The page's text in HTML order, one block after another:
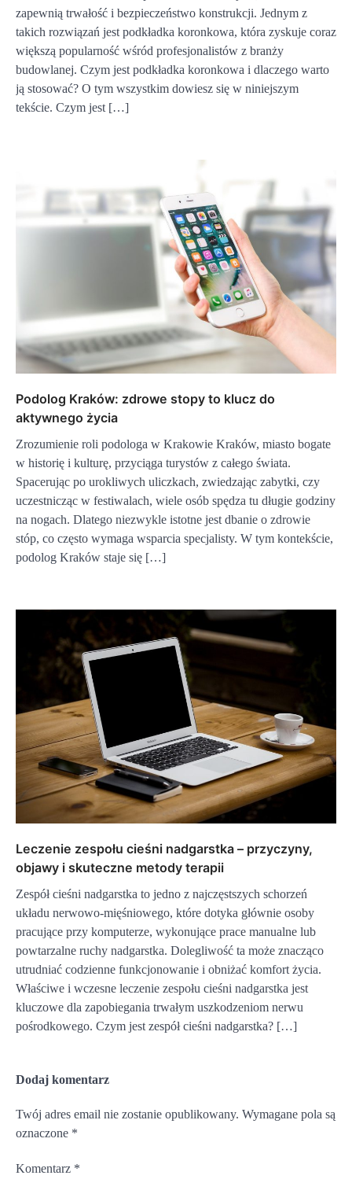
zapewnią trwałość i bezpieczeństwo konstrukcji. Jednym z
takich rozwiązań jest podkładka koronkowa, która zyskuje coraz
większą popularność wśród profesjonalistów z branży
budowlanej. Czym jest podkładka koronkowa i dlaczego warto
ją stosować? O tym wszystkim dowiesz się w niniejszym
tekście. Czym jest […]
Podolog Kraków: zdrowe stopy to klucz do
aktywnego życia
Zrozumienie roli podologa w Krakowie Kraków, miasto bogate
w historię i kulturę, przyciąga turystów z całego świata.
Spacerując po urokliwych uliczkach, zwiedzając zabytki, czy
uczestnicząc w festiwalach, wiele osób spędza tu długie godziny
na nogach. Dlatego niezwykle istotne jest dbanie o zdrowie
stóp, co często wymaga wsparcia specjalisty. W tym kontekście,
podolog Kraków staje się […]
Leczenie zespołu cieśni nadgarstka – przyczyny,
objawy i skuteczne metody terapii
Zespół cieśni nadgarstka to jedno z najczęstszych schorzeń
układu nerwowo-mięśniowego, które dotyka głównie osoby
pracujące przy komputerze, wykonujące prace manualne lub
powtarzalne ruchy nadgarstka. Dolegliwość ta może znacząco
utrudniać codzienne funkcjonowanie i obniżać komfort życia.
Właściwe i wczesne leczenie zespołu cieśni nadgarstka jest
kluczowe dla zapobiegania trwałym uszkodzeniom nerwu
pośrodkowego. Czym jest zespół cieśni nadgarstka? […]
Dodaj komentarz
Twój adres email nie zostanie opublikowany. Wymagane pola są
oznaczone *
Komentarz *